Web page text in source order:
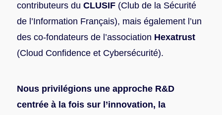
contributeurs du CLUSIF(Club de la Sécurité
de l’Information Français), mais également l’un
des co-fondateurs de l’association Hexatrust
(Cloud Confidence et Cybersécurité).
Nous privilégions une approche R&D
centrée à la fois sur l’innovation, la